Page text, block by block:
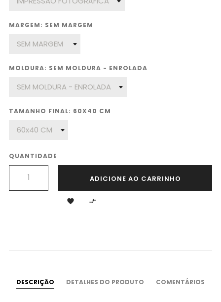
MARGEM: SEM MARGEM
MOLDURA: SEM MOLDURA - ENROLADA
TAMANHO FINAL: 60X40 CM
QUANTIDADE
ADICIONE AO CARRINHO
 
DESCRIÇÃO DETALHES DO PRODUTO COMENTÁRIOS